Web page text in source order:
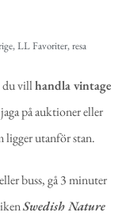
,LL Favoriter,resa
du villhandla vintage
på auktioner eller
ligger utanför stan.
buss, gå 3 minuter
Swedish Nature